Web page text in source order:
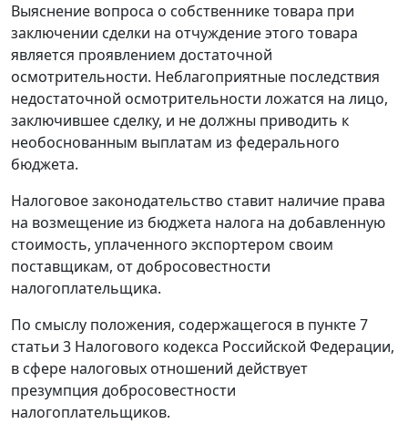
Выяснение вопроса о собственнике товара при
заключении сделки на отчуждение этого товара
является проявлением достаточной
осмотрительности. Неблагоприятные последствия
недостаточной осмотрительности ложатся на лицо,
заключившее сделку, и не должны приводить к
необоснованным выплатам из федерального
бюджета.
Налоговое законодательство ставит наличие права
на возмещение из бюджета налога на добавленную
стоимость, уплаченного экспортером своим
поставщикам, от добросовестности
налогоплательщика.
По смыслу положения, содержащегося в пункте 7
статьи 3 Налогового кодекса Российской Федерации,
в сфере налоговых отношений действует
презумпция добросовестности
налогоплательщиков.